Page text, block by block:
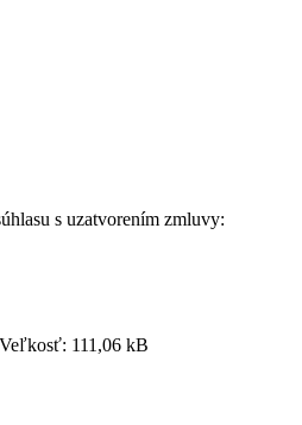
s uzatvorením zmluvy:
111,06 kB